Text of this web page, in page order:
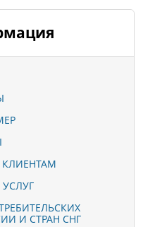
И СТРАН СНГ